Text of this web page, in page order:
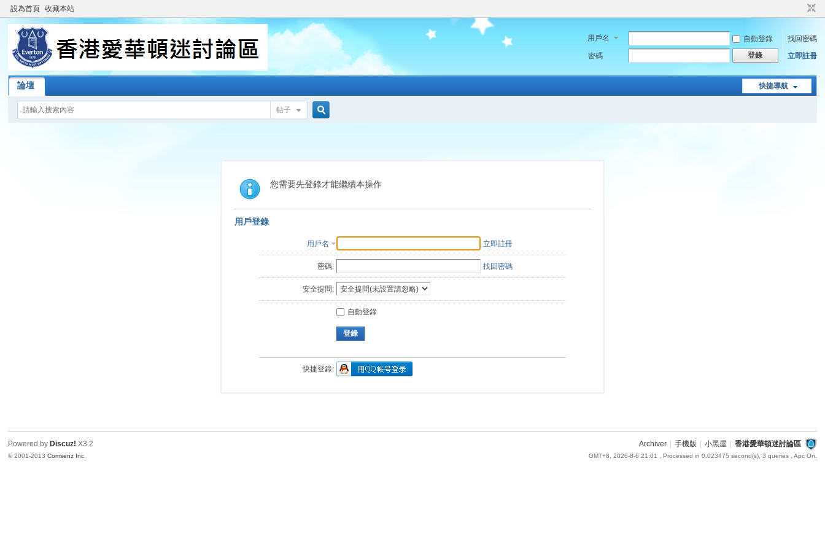
設為首頁 收藏本站
用戶名 自動登錄
找回密碼
密碼
登錄 立即註冊
快捷導航
論壇
帖子
索
您需要先登錄才能繼續本操作
用戶登錄
用戶名 立即註冊
密碼: 找回密碼
安全提問:
自動登錄
登錄
快捷登錄:
Archiver 手機版 小黑屋 香港愛華頓迷討論區
GMT+8, 2026-8-6 21:01 , Processed in 0.023475 second(s), 3 queries , Apc On.
Powered by Discuz! X3.2
© 2001-2013Comsenz Inc.